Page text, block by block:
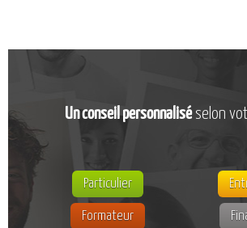
AGENDA
Un conseil personnaliséselon
Particulier
Formateur